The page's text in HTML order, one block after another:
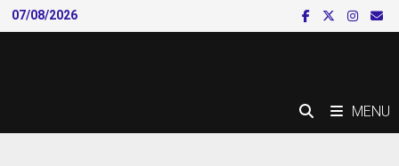
Skip
to
07/08/2026
MENU